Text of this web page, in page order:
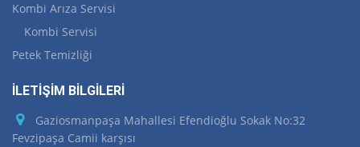
Kombi Arıza Servisi
Kombi Servisi
Petek Temizliği
İLETİŞİM BİLGİLERİ
Gaziosmanpaşa Mahallesi Efendioğlu Sokak No:32
Fevzipaşa Camii karşısı